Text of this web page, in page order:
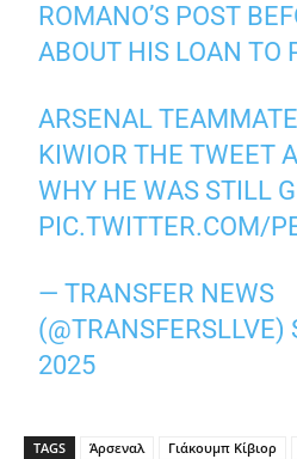
ROMANO’S POST
ABOUT HIS LOAN TO
ARSENAL
KIWIOR THE TWEET
WHY HE WAS STILL
PIC.TWITTER.COM/
— TRANSFER NEWS
(@TRANSFERSLLVE)
2025
TAGS Άρσεναλ Γιάκουμπ Κίβιορ